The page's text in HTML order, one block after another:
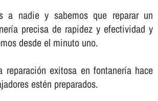
a nadie y sabemos que reparar un
precisa de rapidez y efectividad y
desde el minuto uno.
reparación exitosa en fontanerí­a hace
estén preparados.